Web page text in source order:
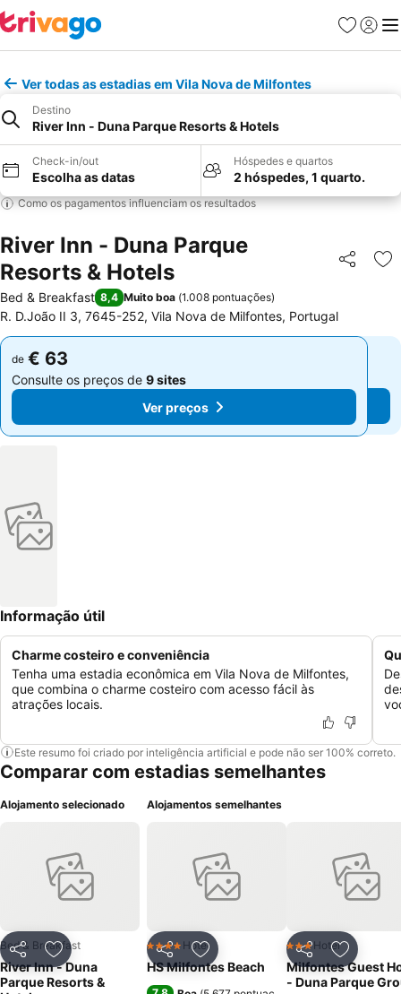
Favoritos
Iniciar
Ver todas as estadias em Vila Nova de Milfontes
Destino
River Inn - Duna Parque Resorts & Hotels
Check-in/out
Escolha as datas
Hóspedes e quartos
2 hóspedes, 1 quarto.
Como os pagamentos influenciam os resultados
River Inn - Duna Parque
Resorts & Hotels
Partilhar
Bed & Breakfast 8,4 Muito boa (1.008 pontuações)
R. D.João II 3, 7645-252, Vila Nova de Milfontes, Portugal
de € 63
Consulte os preços de 9 sites
Ver preços
de € 63
Consulte os preços de 9 sites
Ver preços
Informação útil
Charme costeiro e conveniência
Tenha uma estadia econômica em Vila Nova de Milfontes,
que combina o charme costeiro com acesso fácil às
atrações locais.
Este resumo foi criado por inteligência artificial e pode não ser 100% correto.
Comparar com estadias semelhantes
Alojamento selecionado
PartilharAdicionar aos favoritos
Bed & Breakfast
River Inn - Duna
Parque Resorts &
Alojamentos semelhantes
PartilharAdicionar aos favoritos
4 EstrelasHotel
HS Milfontes Beach
Partilhar
3 Estrelas
Hotel
Milfontes Guest
- Duna Parque